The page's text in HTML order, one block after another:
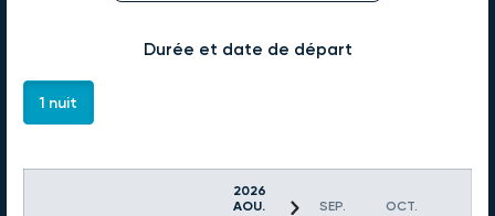
Durée et date de départ
1 nuit
2026
AOU.
SEP. OCT.